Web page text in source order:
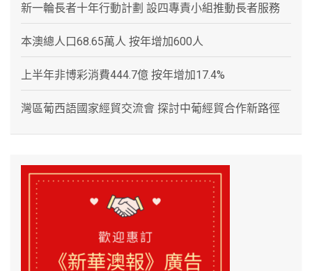
新一輪長者十年行動計劃 設四專責小組推動長者服務
本澳總人口68.65萬人 按年增加600人
上半年非博彩消費444.7億 按年增加17.4%
灣區葡西語國家經貿交流會 探討中葡經貿合作新路徑